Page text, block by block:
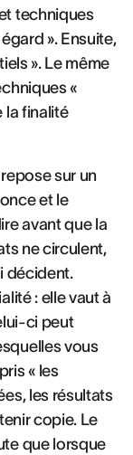
techniques
». Ensuite,
». Le même
«
la finalité
sur un
et le
avant que la
ne circulent,
décident.
: elle vaut à
ci peut
vous
« les
les résultats
copie. Le
que lorsque